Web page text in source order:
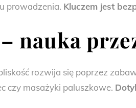
prowadzenia. Kluczem jest
nauka
rozwija się poprzez
czy masażyki paluszkowe.